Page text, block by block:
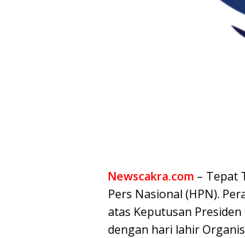
Newscakra.com – Tepat
Pers Nasional (HPN).
atas Keputusan
dengan hari lahir